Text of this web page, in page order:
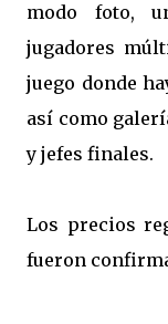
modo foto,
jugadores
juego donde
así como
y jefes finales.
Los precios
fueron